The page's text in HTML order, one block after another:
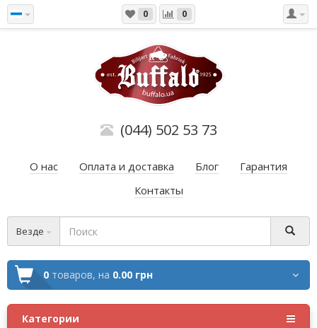
0 0
(044) 502 53 73
О нас Оплата и доставка Блог
Гарантия
Контакты
Везде
0 товаров, на 0.00 грн
Категории